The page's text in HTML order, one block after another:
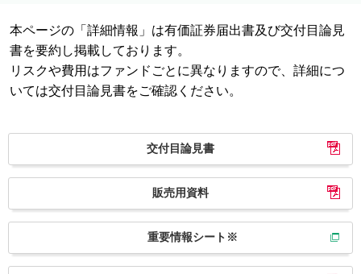
本ページの「詳細情報」は有価証券届出書及び交付目論見
書を要約し掲載しております。
リスクや費用はファンドごとに異なりますので、詳細につ
いては交付目論見書をご確認ください。
交付目論見書
販売用資料
重要情報シート※